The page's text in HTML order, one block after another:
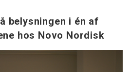
belysningen i én af
hos Novo Nordisk